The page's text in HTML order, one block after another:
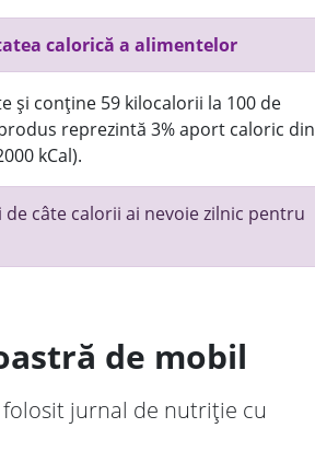
calorică a alimentelor
și conține 59 kilocalorii la 100 de
reprezintă 3% aport caloric din
kCal).
câte calorii ai nevoie zilnic pentru
de mobil
folosit jurnal de nutriție cu